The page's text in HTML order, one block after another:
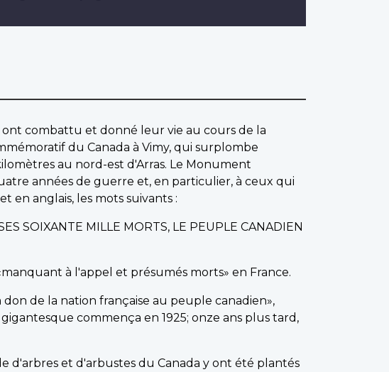
ont combattu et donné leur vie au cours de la
du Canada à Vimy, qui surplombe
au nord-est d'Arras. Le Monument
années de guerre et, en particulier, à ceux qui
en anglais, les mots suivants :
SOIXANTE MILLE MORTS, LE PEUPLE CANADIEN
à l'appel et présumés morts» en France.
de la nation française au peuple canadien»,
commença en 1925; onze ans plus tard,
et d'arbustes du Canada y ont été plantés